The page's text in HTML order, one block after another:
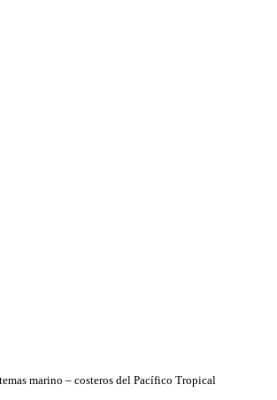
marino – costeros del Pacífico Tropical